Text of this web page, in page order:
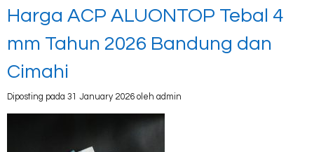
Harga ACP ALUONTOP Tebal 4
mm Tahun 2026 Bandung dan
Cimahi
Diposting pada 31 January 2026 oleh admin